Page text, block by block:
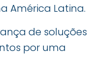
América Latina.
de soluções
por uma